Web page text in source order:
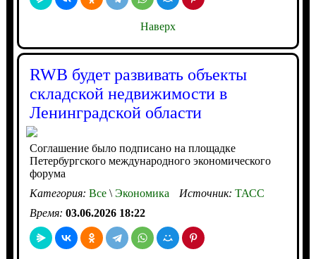
Наверх
RWB будет развивать объекты
складской недвижимости в
Ленинградской области
Соглашение было подписано на площадке
Петербургского международного экономического
форума
Категория: Все\Экономика Источник: ТАСС
Время: 03.06.2026 18:22